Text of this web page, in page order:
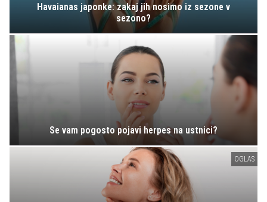
Havaianas japonke: zakaj jih nosimo iz sezone v
sezono?
Se vam pogosto pojavi herpes na ustnici?
OGLAS